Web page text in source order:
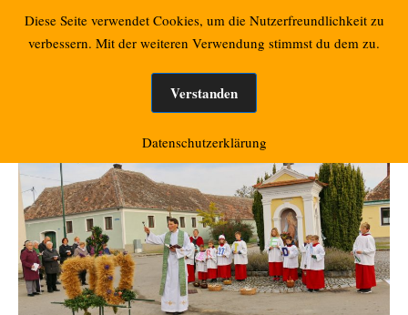
Retzbacher Bilder
Diese Seite verwendet Cookies, um die Nutzerfreundlichkeit zu
verbessern. Mit der weiteren Verwendung stimmst du dem zu.
Verstanden
Datenschutzerklärung